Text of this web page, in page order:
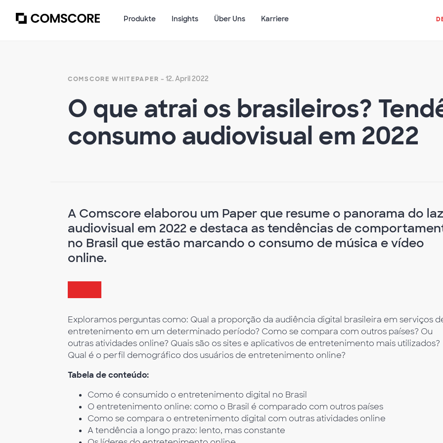
Produkte Insights Über Uns Karriere
COMSCORE WHITEPAPER - 12. April 2022
O que atrai os brasileiros?
consumo audiovisual em 2022
A Comscore elaborou um Paper que resume o panorama do
audiovisual em 2022 e destaca as tendências de
no Brasil que estão marcando o consumo de música e vídeo
online.
Exploramos perguntas como: Qual a proporção da audiência digital brasileira em serviços
entretenimento em um determinado período? Como se compara com outros países? Ou
outras atividades online? Quais são os sites e aplicativos de entretenimento mais utilizados?
Qual é o perfil demográfico dos usuários de entretenimento online?
Tabela de conteúdo:
Como é consumido o entretenimento digital no Brasil
O entretenimento online: como o Brasil é comparado com outros países
Como se compara o entretenimento digital com outras atividades online
A tendência a longo prazo: lento, mas constante